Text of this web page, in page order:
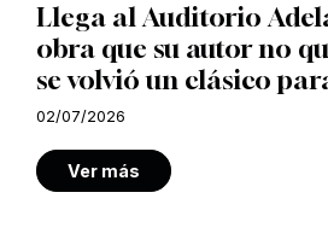
Llega al Auditorio
obra que su autor no
se volvió un clásico
02/07/2026
Ver más